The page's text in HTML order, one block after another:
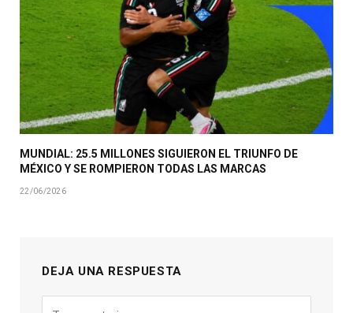
MUNDIAL: 25.5 MILLONES SIGUIERON EL TRIUNFO DE
MÉXICO Y SE ROMPIERON TODAS LAS MARCAS
22/06/2026
DEJA UNA RESPUESTA